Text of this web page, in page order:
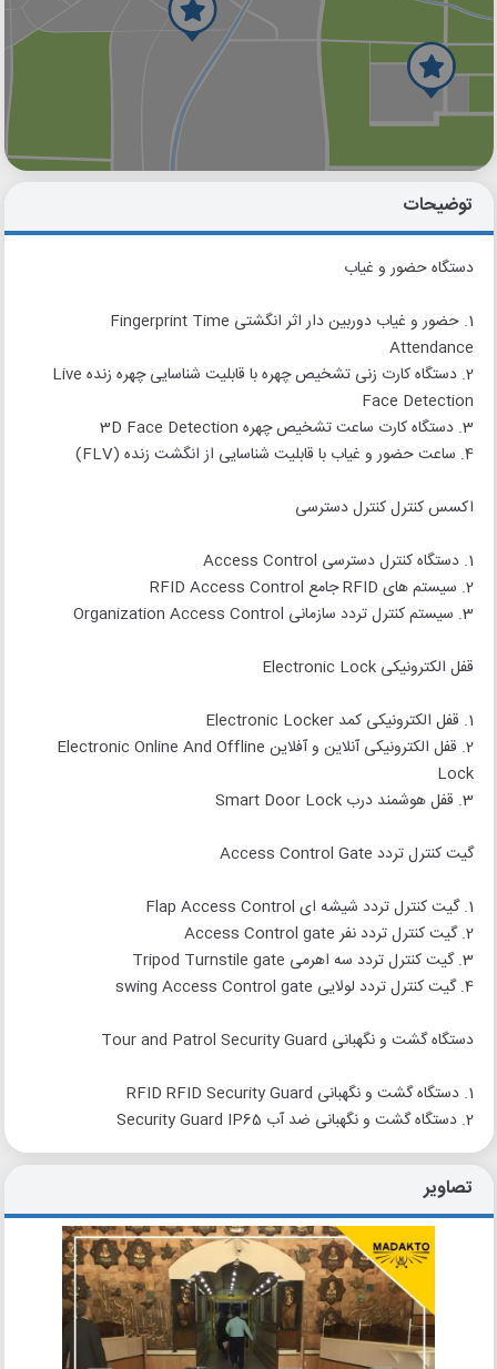
گوگل
توضیحات
دستگاه حضور و غیاب
1. حضور و غیاب دوربین دار اثر انگشتی Fingerprint Time
Attendance
2. دستگاه کارت زنی تشخیص چهره با قابلیت شناسایی چهره زنده Live
Face Detection
3. دستگاه کارت ساعت تشخیص چهره 3D Face Detection
4. ساعت حضور و غیاب با قابلیت شناسایی از انگشت زنده (FLV)
اکسس کنترل کنترل دسترسی
1. دستگاه کنترل دسترسی Access Control
2. سیستم های RFID جامع RFID Access Control
3. سیستم کنترل تردد سازمانی Organization Access Control
قفل الکترونیکی Electronic Lock
1. قفل الکترونیکی کمد Electronic Locker
2. قفل الکترونیکی آنلاین و آفلاین Electronic Online And Offline
Lock
3. قفل هوشمند درب Smart Door Lock
گیت کنترل تردد Access Control Gate
1. گیت کنترل تردد شیشه ای Flap Access Control
2. گیت کنترل تردد نفر Access Control gate
3. گیت کنترل تردد سه اهرمی Tripod Turnstile gate
4. گیت کنترل تردد لولایی swing Access Control gate
دستگاه گشت و نگهبانی Tour and Patrol Security Guard
1. دستگاه گشت و نگهبانی RFID RFID Security Guard
2. دستگاه گشت و نگهبانی ضد آب Security Guard IP65
تصاویر